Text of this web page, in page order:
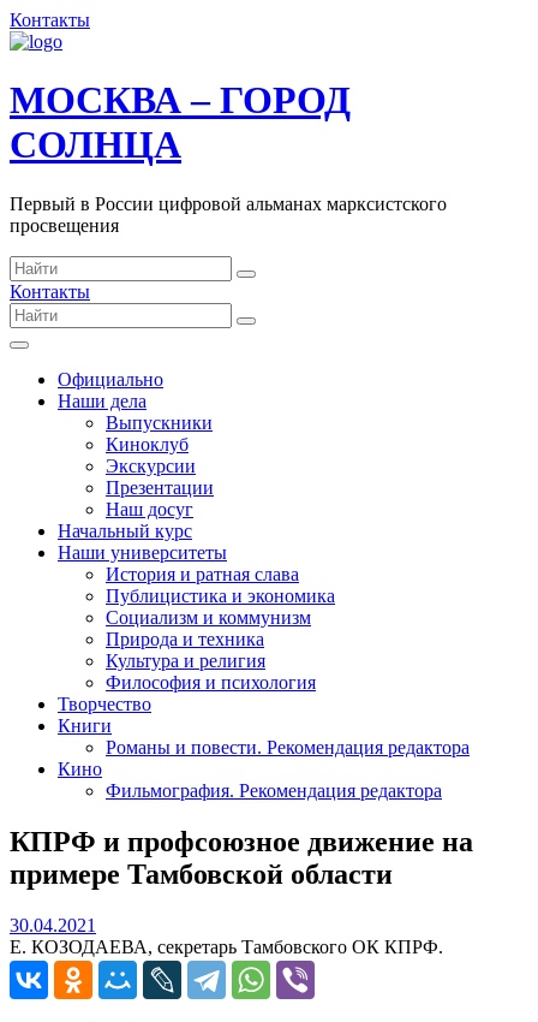
Контакты
МОСКВА – ГОРОД
СОЛНЦА
Первый в России цифровой альманах марксистского
просвещения
Контакты
Официально
Наши дела
Выпускники
Киноклуб
Экскурсии
Презентации
Наш досуг
Начальный курс
Наши университеты
История и ратная слава
Публицистика и экономика
Социализм и коммунизм
Природа и техника
Культура и религия
Философия и психология
Творчество
Книги
Романы и повести. Рекомендация редактора
Кино
Фильмография. Рекомендация редактора
КПРФ и профсоюзное движение на
примере Тамбовской области
30.04.2021
Е. КОЗОДАЕВА, секретарь Тамбовского ОК КПРФ.